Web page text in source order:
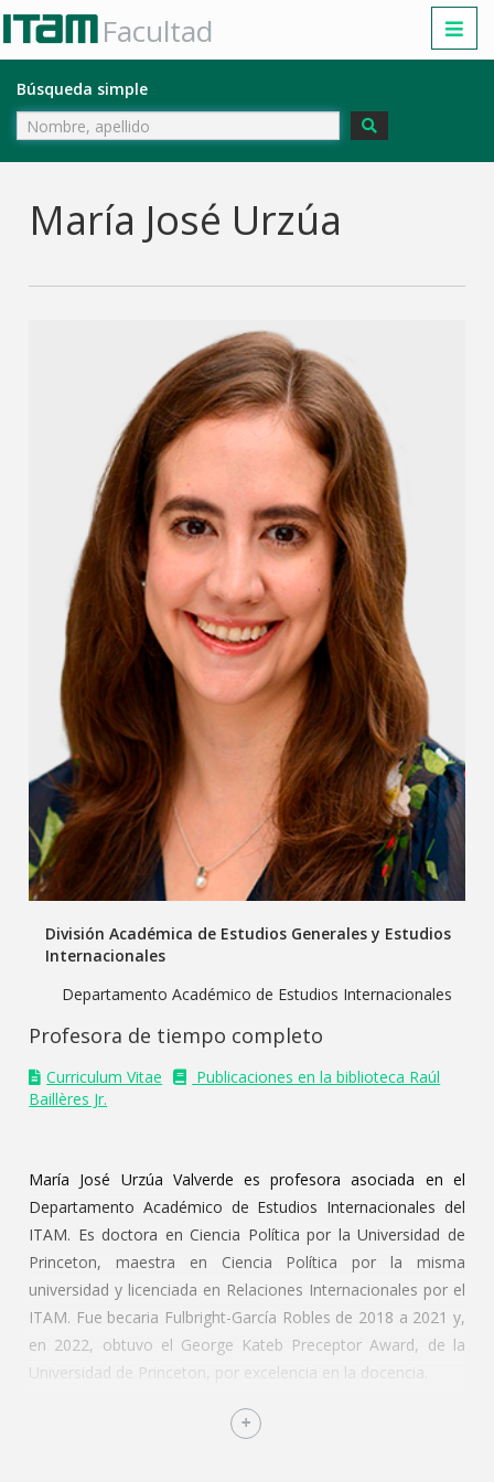
Facultad
Búsqueda simple
María José Urzúa
División Académica de Estudios Generales y Estudios
Internacionales
Departamento Académico de Estudios Internacionales
Profesora de tiempo completo
Curriculum Vitae
Publicaciones en la biblioteca Raúl
Baillères Jr.
María José Urzúa Valverde es profesora asociada en el
Departamento Académico de Estudios Internacionales del
ITAM. Es doctora en Ciencia Política por la Universidad de
Princeton, maestra en Ciencia Política por la misma
universidad y licenciada en Relaciones Internacionales por el
ITAM. Fue becaria Fulbright-García Robles de 2018 a 2021 y,
en 2022, obtuvo el George Kateb Preceptor Award, de la
Universidad de Princeton, por excelencia en la docencia.
Su agenda de investigación se enfoca en los derechos
humanos en el sistema internacional, la influencia de la